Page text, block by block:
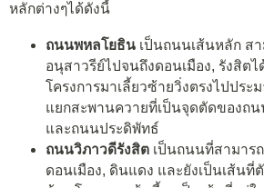
หลักต่างๆได้ดังนี้
ถนนพหลโยธิน เป็นถนนเส้นหลัก ส
อนุสาวรีย์ไปจนถึงดอนเมือง, รังสิตไ
โครงการมาเลี้ยวซ้ายวิ่งตรงไปประ
แยกสะพานควายที่เป็นจุดตัดของถ
และถนนประดิพัทธ์
ถนนวิภาวดีรังสิต เป็นถนนที่สามาร
ดอนเมือง, ดินแดง และยังเป็นเส้น